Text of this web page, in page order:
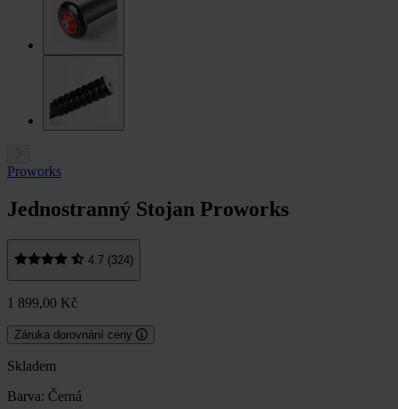
Proworks
Jednostranný Stojan Proworks
4.7 (324)
1 899,00 Kč
Záruka dorovnání ceny
Skladem
Barva: Černá